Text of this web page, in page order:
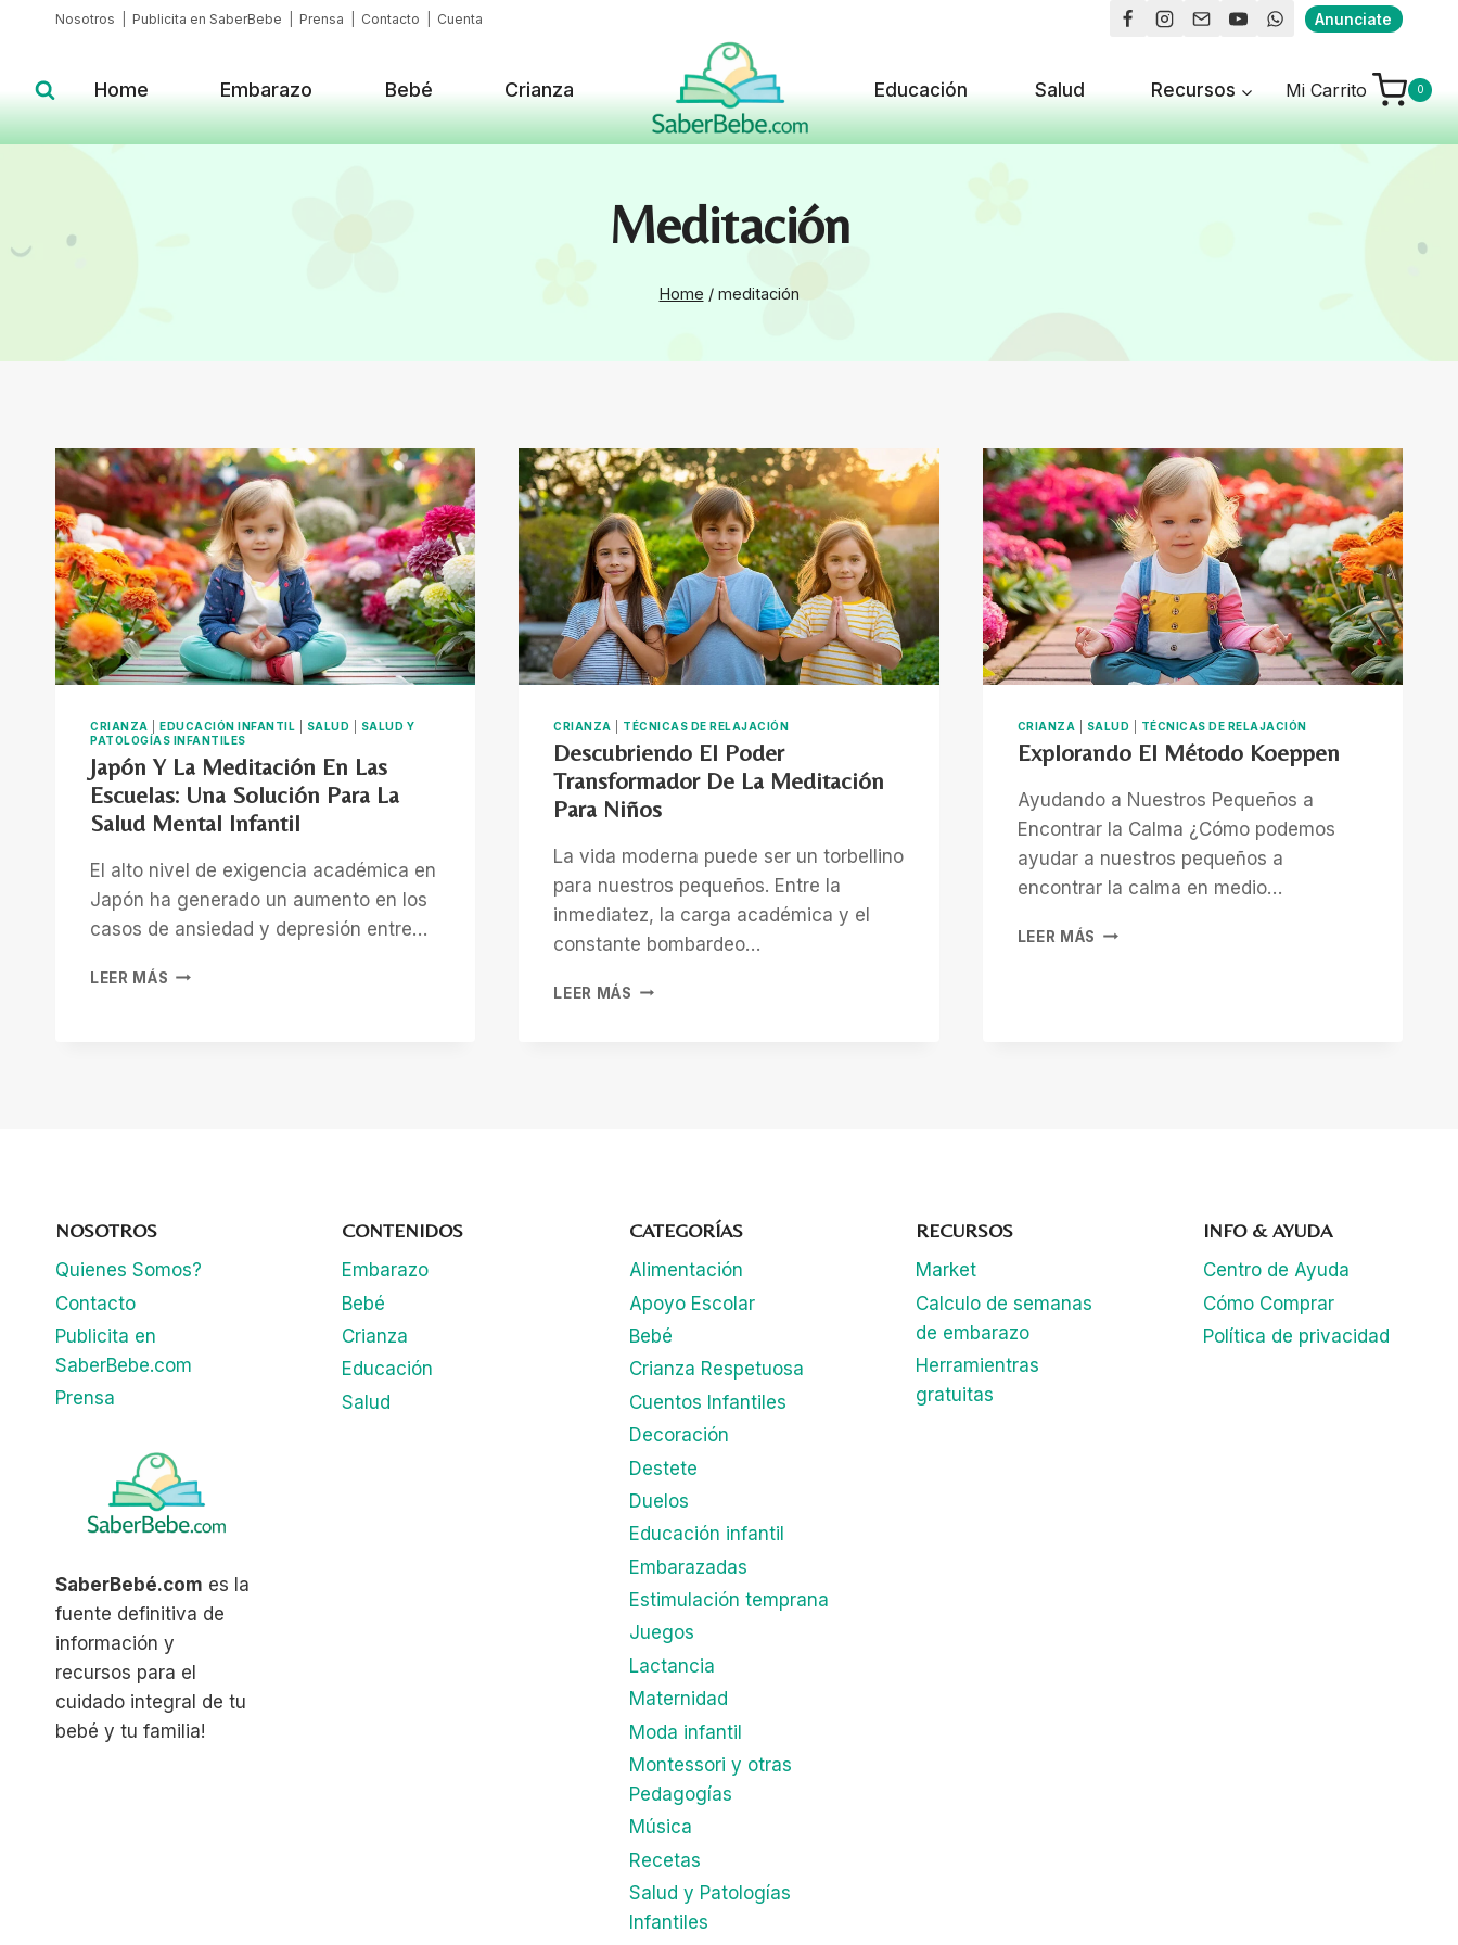
Nosotros Publicita en SaberBebe Prensa Contacto Cuenta Anunciate
Home Embarazo Bebé Crianza Educación Salud Recursos Mi Carrito 0
Meditación
Home / meditación
CRIANZA EDUCACIÓN INFANTIL SALUD
SALUD Y
PATOLOGÍAS INFANTILES
Japón Y La Meditación En Las
Escuelas: Una Solución Para La
Salud Mental Infantil
El alto nivel de exigencia académica en
Japón ha generado un aumento en los
casos de ansiedad y depresión entre…
LEER MÁS JAPÓN
INFANTIL
CRIANZA TÉCNICAS DE RELAJACIÓN
Descubriendo El Poder
Transformador De La Meditación
Para Niños
La vida moderna puede ser un torbellino
para nuestros pequeños. Entre la
inmediatez, la carga académica y el
constante bombardeo…
LEER MÁS DESCUBRIENDO
CRIANZA SALUD TÉCNICAS DE RELAJACIÓN
Explorando El Método Koeppen
Ayudando a Nuestros Pequeños a
Encontrar la Calma ¿Cómo podemos
ayudar a nuestros pequeños a
encontrar la calma en medio…
LEER MÁS EXPLORANDO
NOSOTROS
Quienes Somos?
Contacto
Publicita en
SaberBebe.com
Prensa
SaberBebé.com es la
fuente definitiva de
información y
recursos para el
cuidado integral de tu
bebé y tu familia!
CONTENIDOS
Embarazo
Bebé
Crianza
Educación
Salud
CATEGORÍAS
Alimentación
Apoyo Escolar
Bebé
Crianza Respetuosa
Cuentos Infantiles
Decoración
Destete
Duelos
Educación infantil
Embarazadas
Estimulación temprana
Juegos
Lactancia
Maternidad
Moda infantil
Montessori y otras
Pedagogías
Música
Recetas
Salud y Patologías
Infantiles
RECURSOS
Market
Calculo de semanas
de embarazo
Herramientras
gratuitas
INFO & AYUDA
Centro de Ayuda
Cómo Comprar
Política de privacidad